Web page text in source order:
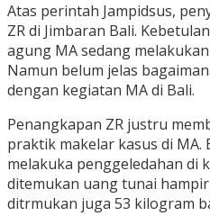
Atas perintah Jampidsus,
ZR di Jimbaran Bali.
agung MA sedang
Namun belum jelas
dengan kegiatan MA di Bali.
Penangkapan ZR justru
praktik makelar kasus di MA.
melakuka penggeledahan di
ditemukan uang tunai
ditrmukan juga 53 kilogram